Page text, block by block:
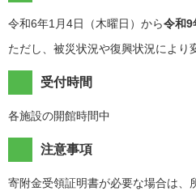
令和6年1月4日（木曜日）から令和9
ただし、被災状況や復興状況により
受付時間
各施設の開館時間中
注意事項
寄附金受領証明書が必要な場合は、